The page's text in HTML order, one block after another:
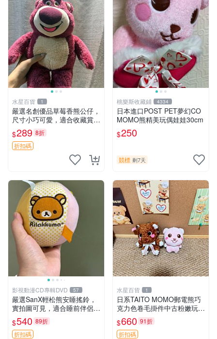
水星百貨 1
嚴選名創優品草莓香熊公仔，
尺寸小巧可愛，適合收藏賞玩
30cm 玩具 公仔 草莓熊
$289 8折
折扣碼
桃樂斯收藏鋪 4334
日本進口POST PET夢幻CO
MOMO熊精美玩偶娃娃30cm
$250
競標 剩7天
影視動漫CD專輯DVD 57
嚴選SanX輕松熊安睡搖鈴，
實拍圖可見，適合睡前伴侶，
Picks安撫好物 0325 懸吊 電
腦
$540 89折
折扣碼
水星百貨 1
日系TAITO MOMO郵電熊巧
克力色卷毛掛件中古粉嫩玩偶
微瑕推薦 postpet momo 郵
電熊 中古玩偶
$660 91折
折扣碼